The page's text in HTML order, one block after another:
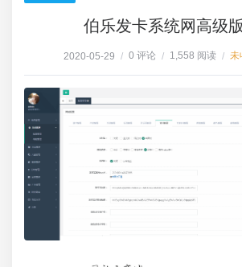
伯乐发卡系统网高级
2020-05-29 / 0 评论 / 1,558 阅读 / 未